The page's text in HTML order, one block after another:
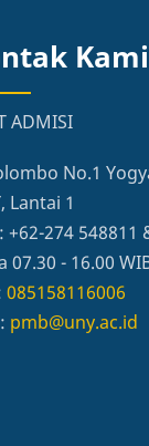
Kami
ADMISI
No.1
Lantai 1
+62-274 548811
07.30 - 16.00
085158116006
pmb@uny.ac.id